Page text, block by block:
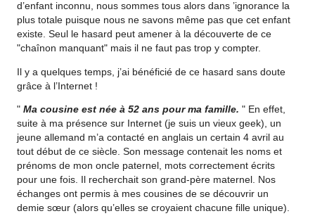
d’enfant inconnu, nous sommes tous alors dans ’ignorance la
plus totale puisque nous ne savons même pas que cet enfant
existe. Seul le hasard peut amener à la découverte de ce
"chaînon manquant" mais il ne faut pas trop y compter.
Il y a quelques temps, j’ai bénéficié de ce hasard sans doute
grâce à l’Internet !
" Ma cousine est née à 52 ans pour ma famille. " En effet,
suite à ma présence sur Internet (je suis un vieux geek), un
jeune allemand m’a contacté en anglais un certain 4 avril au
tout début de ce siècle. Son message contenait les noms et
prénoms de mon oncle paternel, mots correctement écrits
pour une fois. Il recherchait son grand-père maternel. Nos
échanges ont permis à mes cousines de se découvrir un
demie sœur (alors qu’elles se croyaient chacune fille unique).